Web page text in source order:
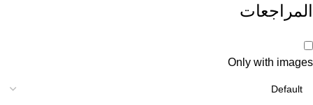
المراجعات
Only with images